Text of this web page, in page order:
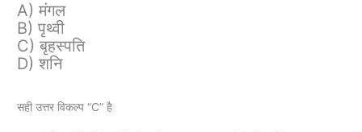
A) मंगल
B) पृथ्वी
C) बृहस्पति
D) शनि
सही उत्तर विकल्प “C” है